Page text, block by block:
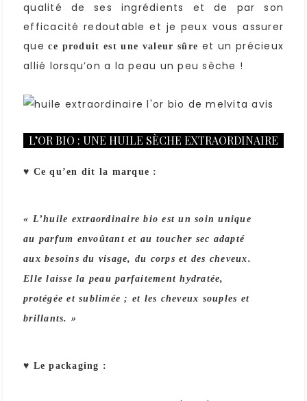
qualité de ses ingrédients et de par son
efficacité redoutable et je peux vous assurer
quece produit est une valeur sûre et un précieux
allié lorsqu’on a la peau un peu sèche !
L’OR BIO : UNE HUILE SÈCHE EXTRAORDINAIRE
♥ Ce qu’en dit la marque :
« L’huile extraordinaire bio est un soin unique
au parfum envoûtant et au toucher sec adapté
aux besoins du visage, du corps et des cheveux.
Elle laisse la peau parfaitement hydratée,
protégée et sublimée ; et les cheveux souples et
brillants. »
♥ Le packaging :